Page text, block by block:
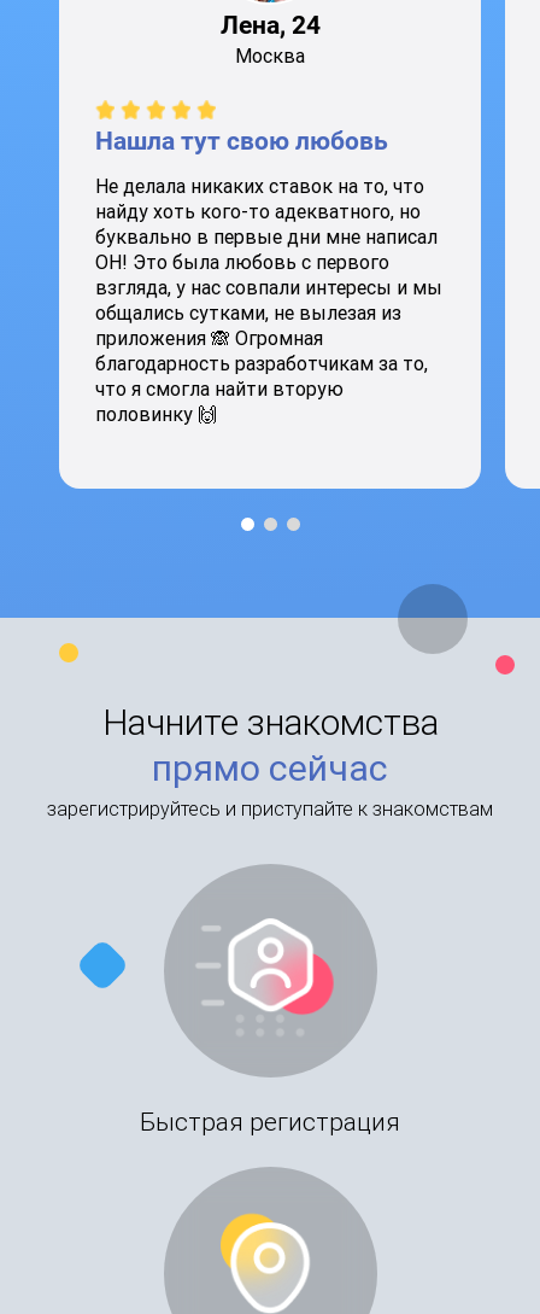
Лена, 24
Москва
Нашла тут свою любовь
Не делала никаких ставок на то, что
найду хоть кого-то адекватного, но
буквально в первые дни мне написал
ОН! Это была любовь с первого
взгляда, у нас совпали интересы и мы
общались сутками, не вылезая из
приложения 🙈 Огромная
благодарность разработчикам за то,
что я смогла найти вторую
половинку 🙌
Начните знакомства
прямо сейчас
зарегистрируйтесь и приступайте к знакомствам
Быстрая регистрация